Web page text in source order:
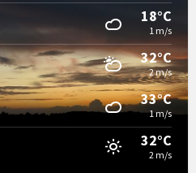
18°C
1 m/s
32°C
2 m/s
33°C
1 m/s
32°C
2 m/s